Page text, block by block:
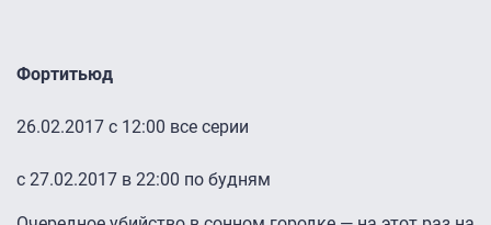
Фортитьюд
26.02.2017 с 12:00 все серии
с 27.02.2017 в 22:00 по будням